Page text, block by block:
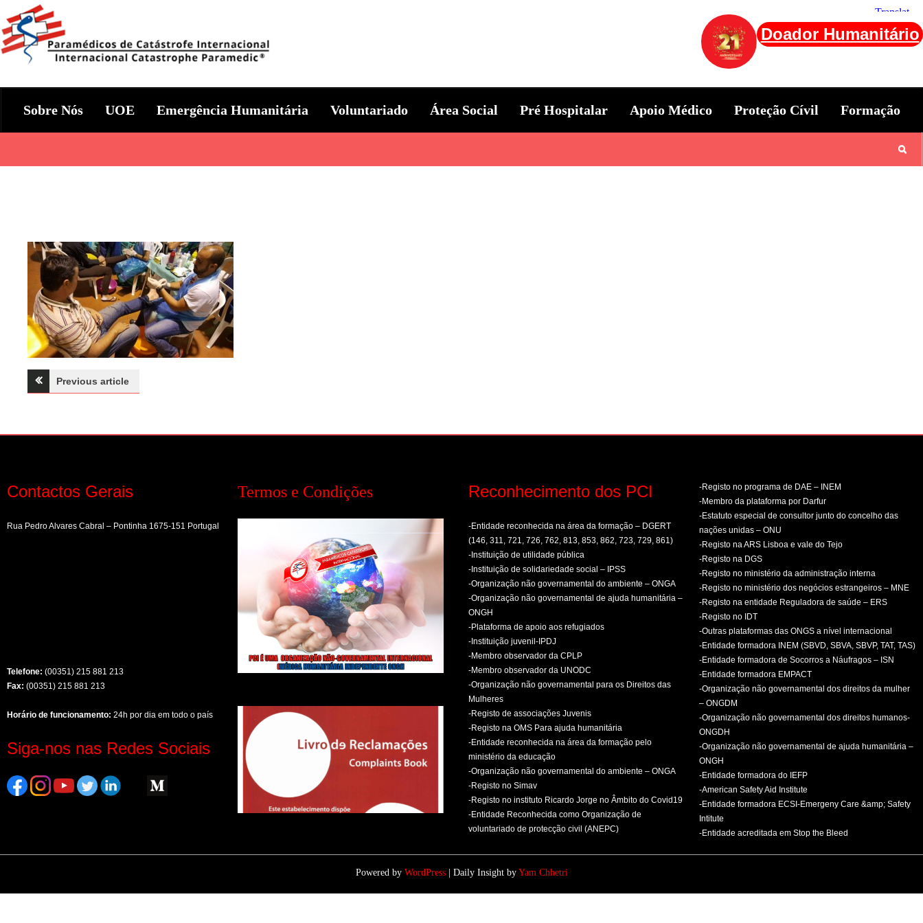
to
content
Doador Humanitário
Sobre Nós UOE Emergência Humanitária Voluntariado Área Social Pré Hospitalar Apoio Médico Proteção Cívil Formação
Navegação
artigos
Previous article
Contactos Gerais
Rua Pedro Alvares Cabral – Pontinha 1675-151 Portugal
Telefone: (00351) 215 881 213
Fax: (00351) 215 881 213
Horário de funcionamento: 24h por dia em todo o país
Siga-nos nas Redes Sociais
Termos e Condições Reconhecimento dos PCI
-Entidade reconhecida na área da formação – DGERT
(146, 311, 721, 726, 762, 813, 853, 862, 723, 729, 861)
-Instituição de utilidade pública
-Instituição de solidariedade social – IPSS
-Organização não governamental do ambiente – ONGA
-Organização não governamental de ajuda humanitária –
ONGH
-Plataforma de apoio aos refugiados
-Instituição juvenil-IPDJ
-Membro observador da CPLP
-Membro observador da UNODC
-Organização não governamental para os Direitos das
Mulheres
-Registo de associações Juvenis
-Registo na OMS Para ajuda humanitária
-Entidade reconhecida na área da formação pelo
ministério da educação
-Organização não governamental do ambiente – ONGA
-Registo no Simav
-Registo no instituto Ricardo Jorge no Âmbito do Covid19
-Entidade Reconhecida como Organização de
voluntariado de protecção civil (ANEPC)
-Registo no programa de DAE – INEM
-Membro da plataforma por Darfur
-Estatuto especial de consultor junto do concelho das
nações unidas – ONU
-Registo na ARS Lisboa e vale do Tejo
-Registo na DGS
-Registo no ministério da administração interna
-Registo no ministério dos negócios estrangeiros – MNE
-Registo na entidade Reguladora de saúde – ERS
-Registo no IDT
-Outras plataformas das ONGS a nível internacional
-Entidade formadora INEM (SBVD, SBVA, SBVP, TAT, TAS)
-Entidade formadora de Socorros a Náufragos – ISN
-Entidade formadora EMPACT
-Organização não governamental dos direitos da mulher
– ONGDM
-Organização não governamental dos direitos humanos-
ONGDH
-Organização não governamental de ajuda humanitária –
ONGH
-Entidade formadora do IEFP
-American Safety Aid Institute
-Entidade formadora ECSI-Emergeny Care &amp; Safety
Intitute
-Entidade acreditada em Stop the Bleed
Powered by WordPress| Daily Insight by Yam Chhetri